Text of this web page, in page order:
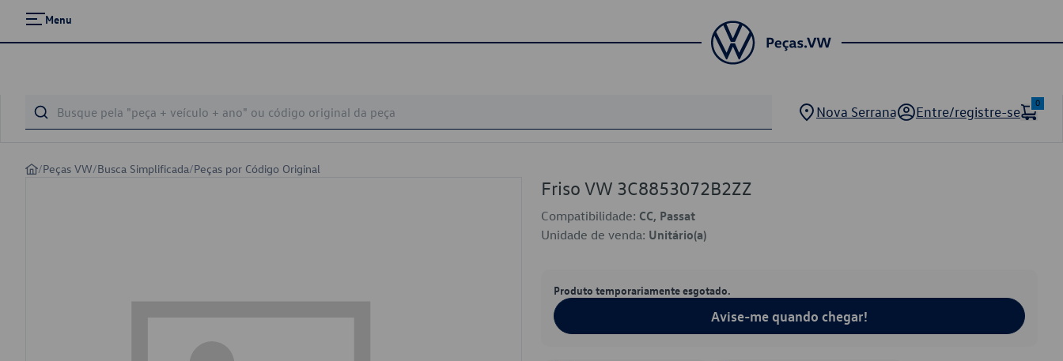
Menu
Nova Serrana Entre/registre-se
0
/Peças VW/Busca Simplificada/Peças por Código Original
Friso VW 3C8853072B2ZZ
Compatibilidade: CC, Passat
Unidade de venda: Unitário(a)
Produto temporariamente esgotado.
Avise-me quando chegar!